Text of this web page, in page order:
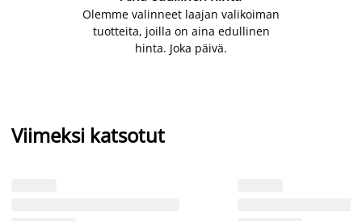
Olemme valinneet laajan valikoiman
tuotteita, joilla on aina edullinen
hinta. Joka päivä.
Viimeksi katsotut